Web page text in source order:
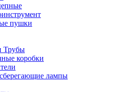
пушки
Трубы
коробки
лампы